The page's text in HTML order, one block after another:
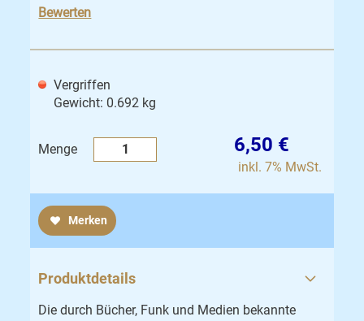
Bewerten
Menge 6,50 €
inkl. 7% MwSt.
Vergriffen
Gewicht: 0.692 kg
Merken
Produktdetails
Die durch Bücher, Funk und Medien bekannte